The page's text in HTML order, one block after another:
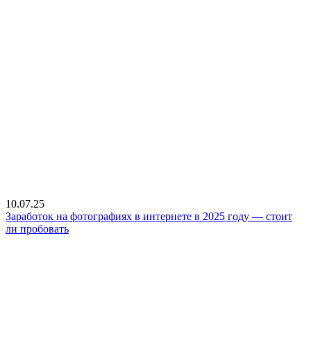
10.07.25
Заработок на фотографиях в интернете в 2025 году — стоит
ли пробовать